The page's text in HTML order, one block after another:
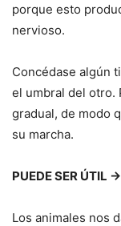
porque esto
nervioso.
Concédase algún
el umbral del otro.
gradual, de modo
su marcha.
PUEDE SER ÚTIL →
Los animales nos